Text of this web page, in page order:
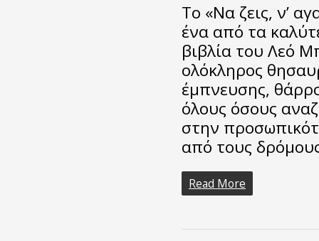
Το «Να ζεις, ν’
ένα από τα
βιβλία του Λεό
ολόκληρος
έμπνευσης,
όλους όσους
στην
από τους
Read More